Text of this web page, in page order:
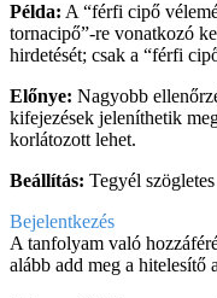
Példa: A “férfi cipő
tornacipő”-re vonatkozó
hirdetését; csak a “férfi
Előnye: Nagyobb
kifejezések jeleníthetik
korlátozott lehet.
Beállítás: Tegyél
Bejelentkezés
A tanfolyam való
alább add meg a hitelesítő